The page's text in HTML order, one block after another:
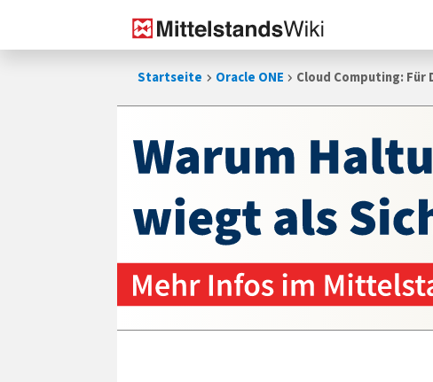
Startseite Oracle ONE Cloud Computing: